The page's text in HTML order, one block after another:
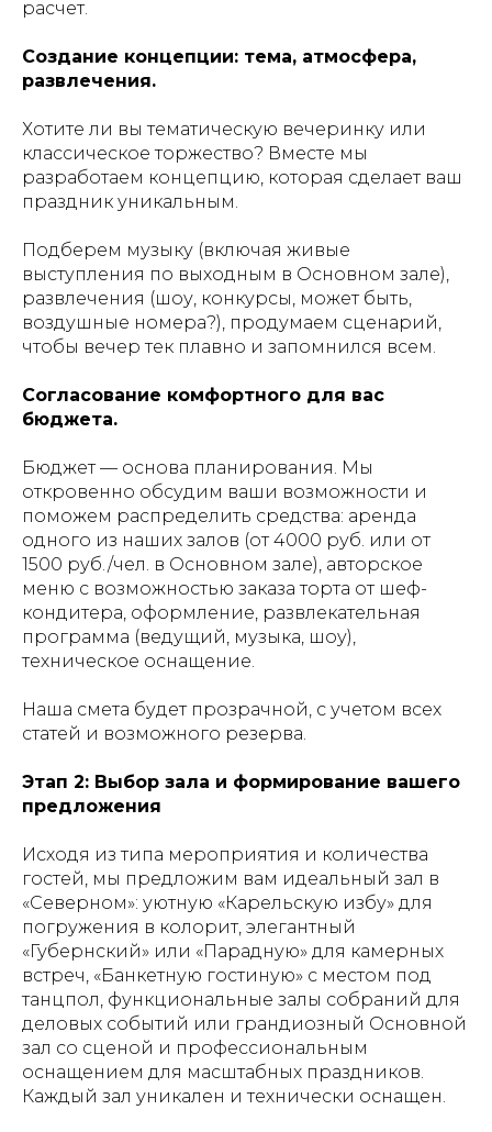
расчет.
Создание концепции: тема, атмосфера,
развлечения.
Хотите ли вы тематическую вечеринку или
классическое торжество? Вместе мы
разработаем концепцию, которая сделает ваш
праздник уникальным.
Подберем музыку (включая живые
выступления по выходным в Основном зале),
развлечения (шоу, конкурсы, может быть,
воздушные номера?), продумаем сценарий,
чтобы вечер тек плавно и запомнился всем.
Согласование комфортного для вас
бюджета.
Бюджет — основа планирования. Мы
откровенно обсудим ваши возможности и
поможем распределить средства: аренда
одного из наших залов (от 4000 руб. или от
1500 руб./чел. в Основном зале), авторское
меню с возможностью заказа торта от шеф-
кондитера, оформление, развлекательная
программа (ведущий, музыка, шоу),
техническое оснащение.
Наша смета будет прозрачной, с учетом всех
статей и возможного резерва.
Этап 2: Выбор зала и формирование вашего
предложения
Исходя из типа мероприятия и количества
гостей, мы предложим вам идеальный зал в
«Северном»: уютную «Карельскую избу» для
погружения в колорит, элегантный
«Губернский» или «Парадную» для камерных
встреч, «Банкетную гостиную» с местом под
танцпол, функциональные залы собраний для
деловых событий или грандиозный Основной
зал со сценой и профессиональным
оснащением для масштабных праздников.
Каждый зал уникален и технически оснащен.